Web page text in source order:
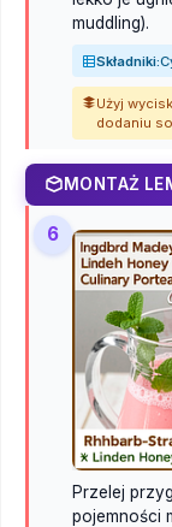
muddling).
Składniki:
Użyj
dodaniu
MONTAŻ
6
Przelej
pojemności